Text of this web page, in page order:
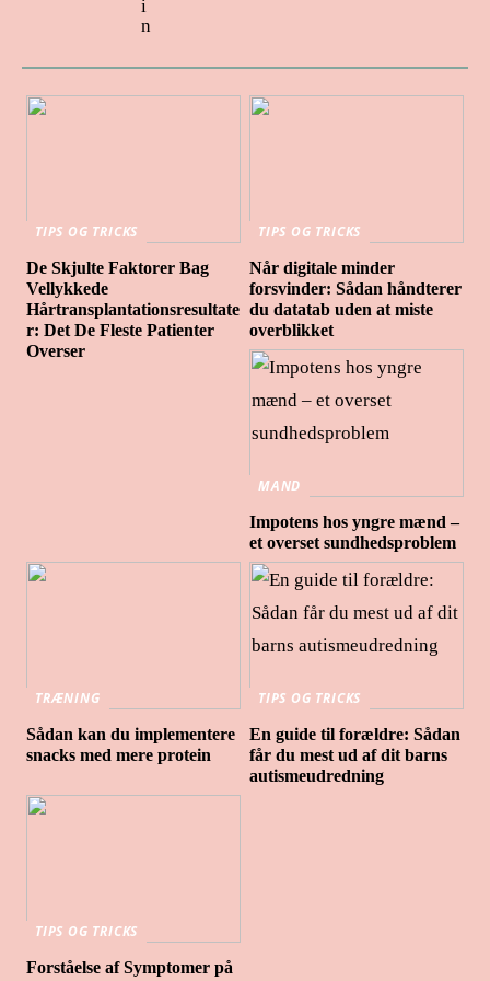
i
n
TIPS OG TRICKS
De Skjulte Faktorer Bag
Vellykkede
Hårtransplantationsresultate
r: Det De Fleste Patienter
Overser
TIPS OG TRICKS
Når digitale minder
forsvinder: Sådan håndterer
du datatab uden at miste
overblikket
MAND
Impotens hos yngre mænd –
et overset sundhedsproblem
TRÆNING
Sådan kan du implementere
snacks med mere protein
TIPS OG TRICKS
En guide til forældre: Sådan
får du mest ud af dit barns
autismeudredning
TIPS OG TRICKS
Forståelse af Symptomer på